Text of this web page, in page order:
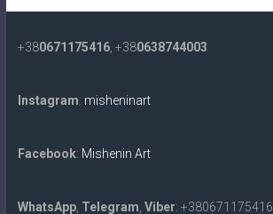
+380671175416, +380638744003
Instagram: misheninart
Facebook: Mishenin Art
WhatsApp, Telegram Viber: +380671175416